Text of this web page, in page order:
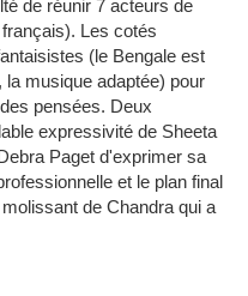
de réunir 7 acteurs de
Les cotés
(le Bengale est
musique adaptée) pour
pensées. Deux
expressivité de Sheeta
Paget d'exprimer sa
et le plan final
de Chandra qui a